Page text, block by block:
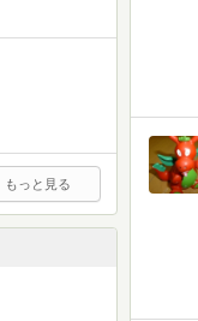
もっと見る